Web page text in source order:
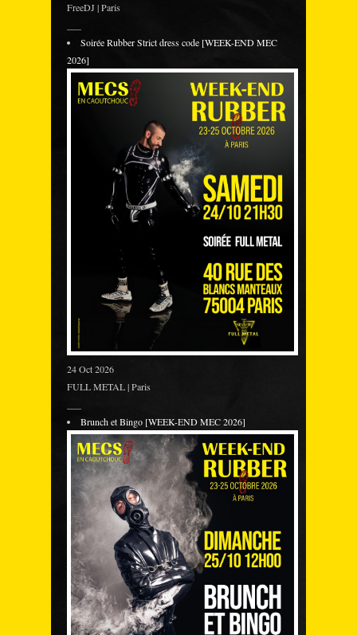
FreeDJ | Paris
Soirée Rubber Strict dress code [WEEK-END MEC
2026]
24 Oct 2026
FULL METAL | Paris
Brunch et Bingo [WEEK-END MEC 2026]